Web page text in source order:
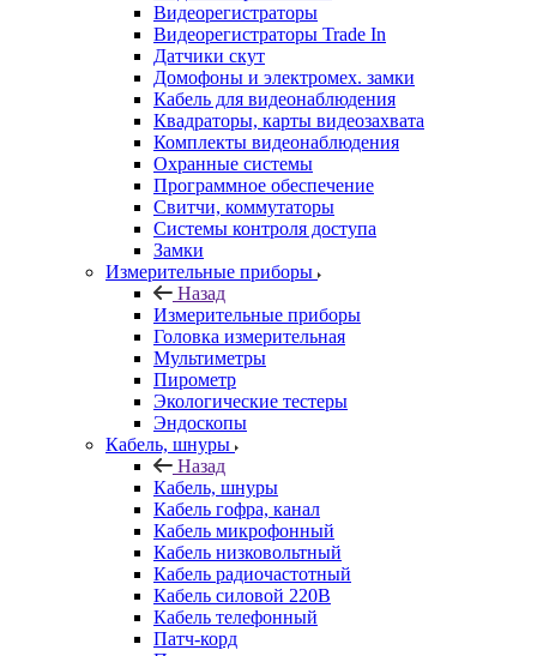
Видеорегистраторы
Видеорегистраторы Trade In
Датчики скут
Домофоны и электромех. замки
Кабель для видеонаблюдения
Квадраторы, карты видеозахвата
Комплекты видеонаблюдения
Охранные системы
Программное обеспечение
Свитчи, коммутаторы
Системы контроля доступа
Замки
Измерительные приборы
Назад
Измерительные приборы
Головка измерительная
Мультиметры
Пирометр
Экологические тестеры
Эндоскопы
Кабель, шнуры
Назад
Кабель, шнуры
Кабель гофра, канал
Кабель микрофонный
Кабель низковольтный
Кабель радиочастотный
Кабель силовой 220В
Кабель телефонный
Патч-корд